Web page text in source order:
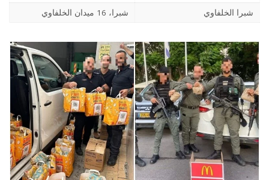
شبرا الخلفاوي
شبرا، 16 میدان الخلفاوي